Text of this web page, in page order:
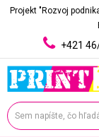
Projekt "Rozvoj
+421